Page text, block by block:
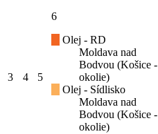
3 4 5
6
Olej - RD
Moldava nad
Bodvou (Košice -
okolie)
Olej - Sídlisko
Moldava nad
Bodvou (Košice -
okolie)